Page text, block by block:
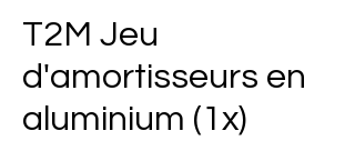
T2M Jeu
d'amortisseurs en
aluminium (1x)